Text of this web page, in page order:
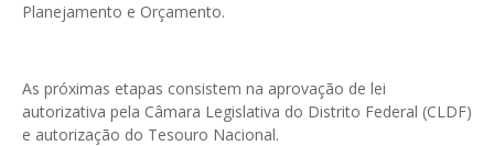
Planejamento e Orçamento.
As próximas etapas consistem na aprovação de lei
autorizativa pela Câmara Legislativa do Distrito Federal (CLDF)
e autorização do Tesouro Nacional.